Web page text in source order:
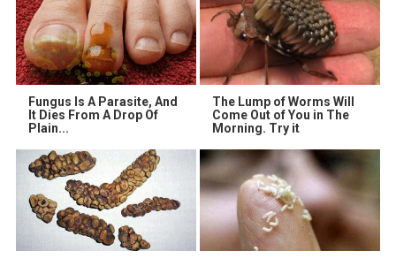
Fungus Is A Parasite, And
It Dies From A Drop Of
Plain...
The Lump of Worms Will
Come Out of You in The
Morning. Try it